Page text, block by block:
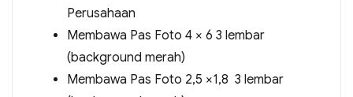
Perusahaan
Membawa Pas Foto 4 × 6 3 lembar
(background merah)
Membawa Pas Foto 2,5 ×1,8 3 lembar